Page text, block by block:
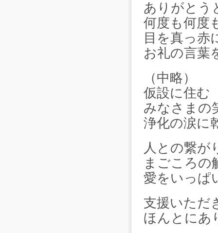
ありがとう
何度も何度
目を真っ赤
お礼の言葉
（中略）
仮設に住む
みなさまの
浄化の涙に
人との繋が
まごころの
愛をいっぱ
支援いただ
ほんとにあ